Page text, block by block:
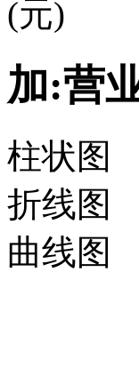
(元)
加:营
柱状图
折线图
曲线图